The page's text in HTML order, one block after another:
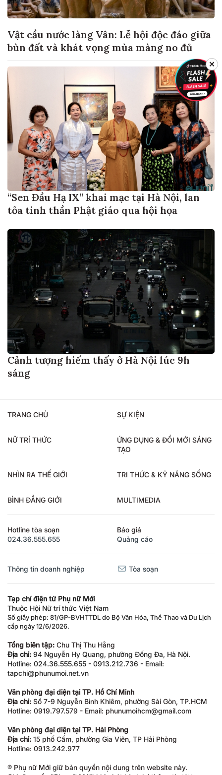
Vật cầu nước làng Vân: Lễ hội độc đáo giữa
bùn đất và khát vọng mùa màng no đủ
“Sen Đầu Hạ IX” khai mạc tại Hà Nội, lan
tỏa tinh thần Phật giáo qua hội họa
Cảnh tượng hiếm thấy ở Hà Nội lúc 9h
sáng
TRANG CHỦ SỰ KIỆN
NỮ TRÍ THỨC
ỨNG DỤNG & ĐỔI MỚI SÁNG
TẠO
NHÌN RA THẾ GIỚI TRI THỨC & KỸ NĂNG SỐNG
BÌNH ĐẲNG GIỚI MULTIMEDIA
Hotline tòa soạn
024.36.555.655
Báo giá
Quảng cáo
Thông tin doanh nghiệp Tòa soạn
Tạp chí điện tử Phụ nữ Mới
Thuộc Hội Nữ trí thức Việt Nam
Số giấy phép: 81/GP-BVHTTDL do Bộ Văn Hóa, Thể Thao và Du Lịch
cấp ngày 12/6/2026.
Tổng biên tập: Chu Thị Thu Hằng
Địa chỉ: 94 Nguyễn Hy Quang, phường Đống Đa, Hà Nội.
Hotline: 024.36.555.655 - 0913.212.736 - Email:
tapchi@phunumoi.net.vn
Văn phòng đại diện tại TP. Hồ Chí Minh
Địa chỉ: Số 7-9 Nguyễn Bỉnh Khiêm, phường Sài Gòn, TP.HCM
Hotline: 0919.797.579 - Email: phunumoihcm@gmail.com
Văn phòng đại diện tại TP. Hải Phòng
Địa chỉ: 15 phố Cấm, phường Gia Viên, TP Hải Phòng
Hotline: 0913.242.977
® Phụ nữ Mới giữ bản quyền nội dung trên website này.
✕